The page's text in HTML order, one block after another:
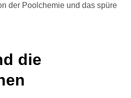
der Poolchemie und das spüre
die